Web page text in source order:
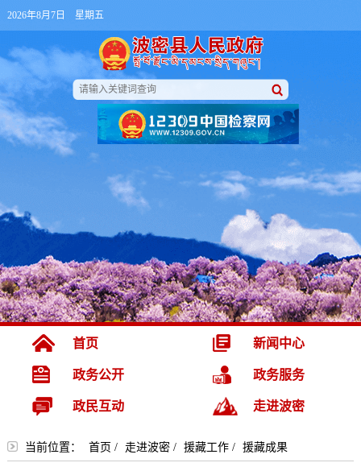
2026年8月7日 星期五
首页 新闻中心
政务公开 政务服务
政民互动 走进波密
当前位置： 首页 / 走进波密/ 援藏工作/ 援藏成果